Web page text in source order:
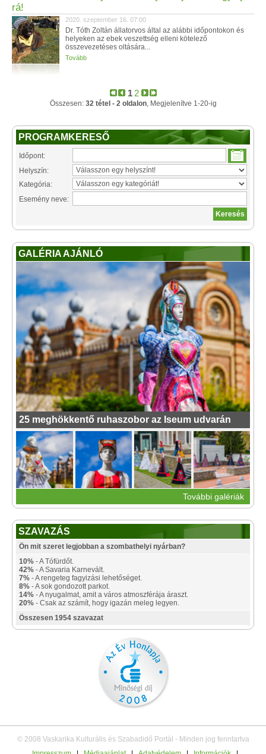
rá!
2020. szeptember 16. 07:00
Dr. Tóth Zoltán állatorvos által az alábbi időpontokon és
helyeken az ebek veszettség elleni kötelező
összevezetéses oltására...
Tovább
1 2
Összesen: 32 tétel - 2 oldalon, Megjelenítve 1-20-ig
PROGRAMKERESŐ
Időpont:
Helyszín:
Kategória:
Esemény neve:
GALÉRIA AJÁNLÓ
25 meghökkentő ruhaszobor az Iseum udvarán
További galériák
SZAVAZÁS
Ön mit szeret legjobban a szombathelyi nyárban?
10% - A Tófürdőt.
42% - A Savaria Karnevált.
7% - A rengeteg fagyizási lehetőséget.
8% - A sok gondozott parkot.
14% - A nyugalmat, amit a város atmoszférája áraszt.
20% - Csak az számít, hogy igazán meleg legyen.
Összesen 1954 szavazat
© 2008 Vaskarika Kulturális és Szabadidő Portál - Minden jog fenntartva